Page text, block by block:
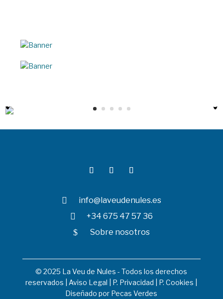
 info@laveudenules.es
 +34 675 47 57 36
$ Sobre nosotros
© 2025 La Veu de Nules - Todos los derechos
reservados | Aviso Legal P. Privacidad P. Cookies
Diseñado por Pecas Verdes